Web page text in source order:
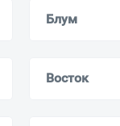
Блум
Восток